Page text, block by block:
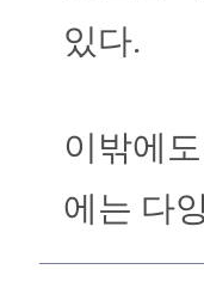
있다.
이밖에
에는 다